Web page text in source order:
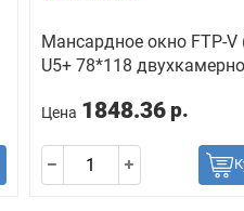
Мансардное окно FTP-V
U5+ 78*118
Цена 1848.36 р.